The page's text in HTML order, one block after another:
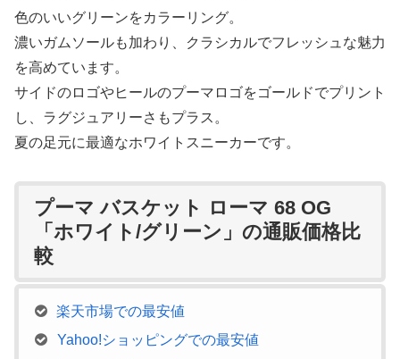
色のいいグリーンをカラーリング。
濃いガムソールも加わり、クラシカルでフレッシュな魅力
を高めています。
サイドのロゴやヒールのプーマロゴをゴールドでプリント
し、ラグジュアリーさもプラス。
夏の足元に最適なホワイトスニーカーです。
プーマ バスケット ローマ 68 OG
「ホワイト/グリーン」の通販価格比
較
楽天市場での最安値
Yahoo!ショッピングでの最安値